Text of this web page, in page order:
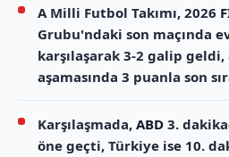
A Milli Futbol Takımı, 2026
Grubu'ndaki son maçında
karşılaşarak 3-2 galip
aşamasında 3 puanla son
Karşılaşmada, ABD 3.
öne geçti, Türkiye ise 10.